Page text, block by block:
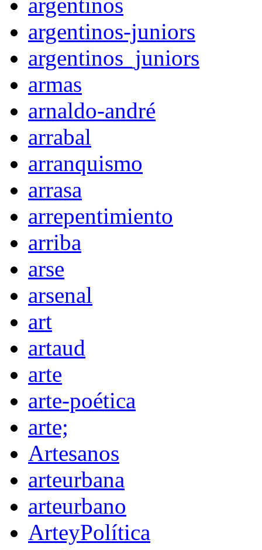
argentinos
argentinos-juniors
argentinos_juniors
armas
arnaldo-andré
arrabal
arranquismo
arrasa
arrepentimiento
arriba
arse
arsenal
art
artaud
arte
arte-poética
arte;
Artesanos
arteurbana
arteurbano
ArteyPolítica